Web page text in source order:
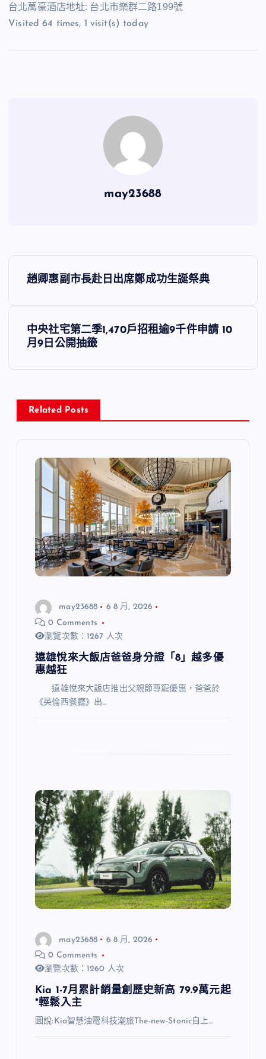
台北萬豪酒店地址: 台北市樂群二路199號
Visited 64 times, 1 visit(s) today
may23688
文
導
覽
趙卿惠副市長赴日出席鄭成功生誕祭典
中央社宅第二季1,470戶招租逾9千件申請 10
月9日公開抽籤
Related Posts
may23688
6 8 月, 2026
0 Comments
瀏覽次數：1267 人次
遠雄悅來大飯店爸爸身分證「8」越多優
惠越狂
遠雄悅來大飯店推出父親節尊寵優惠，爸爸於
《英倫西餐廳》出…
may23688
6 8 月, 2026
0 Comments
瀏覽次數：1260 人次
Kia 1-7月累計銷量創歷史新高 79.9萬元起
*輕鬆入主
圖說:Kia智慧油電科技潮旅The-new-Stonic自上…